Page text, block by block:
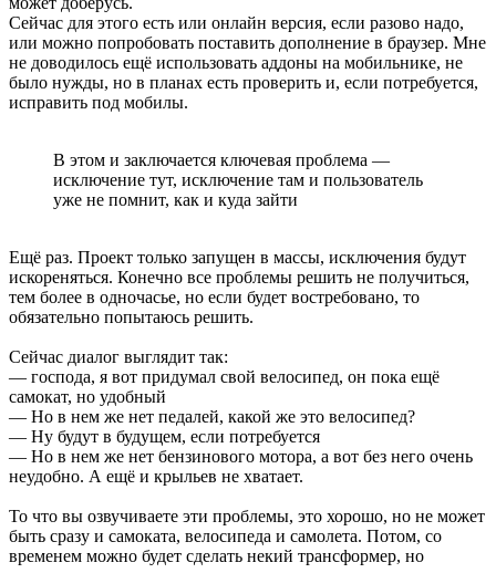
Сейчас для этого есть или онлайн версия, если разово надо,
или можно попробовать поставить дополнение в браузер. Мне
не доводилось ещё использовать аддоны на мобильнике, не
было нужды, но в планах есть проверить и, если потребуется,
исправить под мобилы.
В этом и заключается ключевая проблема —
исключение тут, исключение там и пользователь
уже не помнит, как и куда зайти
Ещё раз. Проект только запущен в массы, исключения будут
искореняться. Конечно все проблемы решить не получиться,
тем более в одночасье, но если будет востребовано, то
обязательно попытаюсь решить.
Сейчас диалог выглядит так:
— господа, я вот придумал свой велосипед, он пока ещё
самокат, но удобный
— Но в нем же нет педалей, какой же это велосипед?
— Ну будут в будущем, если потребуется
— Но в нем же нет бензинового мотора, а вот без него очень
неудобно. А ещё и крыльев не хватает.
То что вы озвучиваете эти проблемы, это хорошо, но не может
быть сразу и самоката, велосипеда и самолета. Потом, со
временем можно будет сделать некий трансформер, но